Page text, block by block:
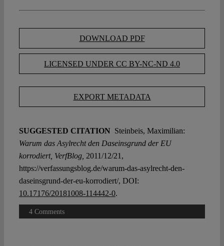
DOWNLOAD PDF
LICENSED UNDER CC BY-NC-ND 4.0
EXPORT METADATA
SUGGESTED CITATION Steinbeis, Maximilian:
Warum das Asylrecht den Daseinsgrund der EU
korrodiert, VerfBlog, 2011/12/21,
https://verfassungsblog.de/warum-das-asylrecht-den-
daseinsgrund-der-eu-korrodiert/, DOI:
10.17176/20181008-114442-0.
4 Comments